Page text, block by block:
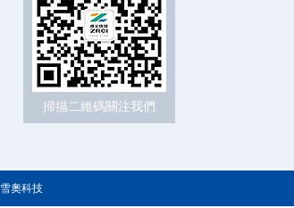
掃描二維碼關注我們
雪奧科技